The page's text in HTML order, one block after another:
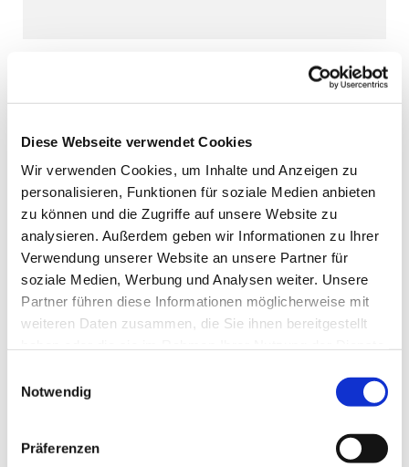
Diese Webseite verwendet Cookies
Wir verwenden Cookies, um Inhalte und Anzeigen zu
personalisieren, Funktionen für soziale Medien anbieten
zu können und die Zugriffe auf unsere Website zu
analysieren. Außerdem geben wir Informationen zu Ihrer
Verwendung unserer Website an unsere Partner für
soziale Medien, Werbung und Analysen weiter. Unsere
Partner führen diese Informationen möglicherweise mit
weiteren Daten zusammen, die Sie ihnen bereitgestellt
Notwendig
PräferenzenDies könnte Sie auch